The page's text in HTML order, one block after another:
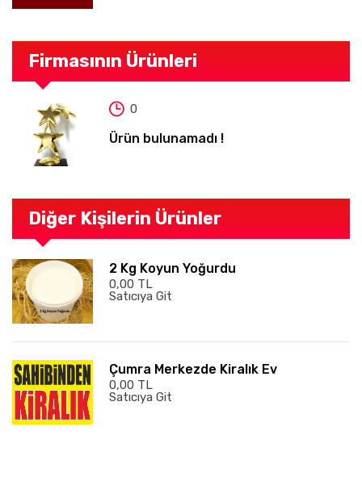
Firmasının Ürünleri
0
Ürün bulunamadı !
Diğer Kişilerin Ürünler
2 Kg Koyun Yoğurdu
0,00 TL
Satıcıya Git
Çumra Merkezde Kiralık Ev
0,00 TL
Satıcıya Git